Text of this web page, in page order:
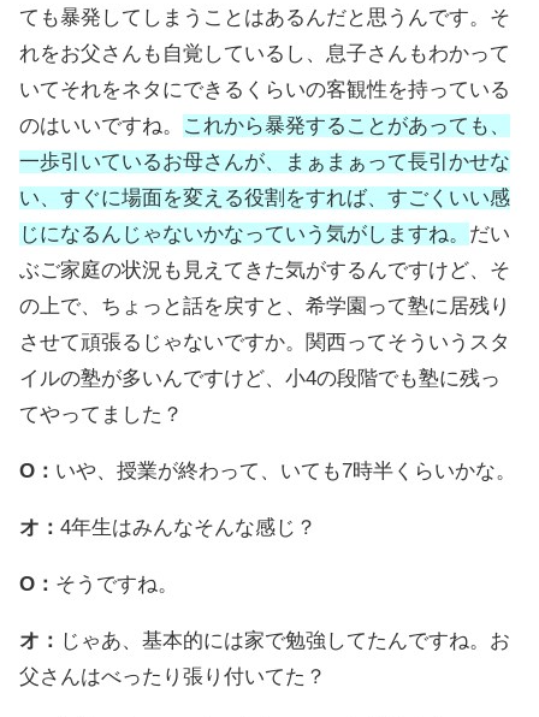
ても暴発してしまうことはあるんだと思うんです。そ
れをお父さんも自覚しているし、息子さんもわかって
いてそれをネタにできるくらいの客観性を持っている
のはいいですね。
これから暴発することがあっても、
一歩引いているお母さんが、まぁまぁって長引かせな
い、すぐに場面を変える役割をすれば、すごくいい感
じになるんじゃないかなっていう気がしますね。 だい
ぶご家庭の状況も見えてきた気がするんですけど、そ
の上で、ちょっと話を戻すと、希学園って塾に居残り
させて頑張るじゃないですか。関西ってそういうスタ
イルの塾が多いんですけど、小4の段階でも塾に残っ
てやってました？
O： いや、授業が終わって、いても7時半くらいかな。
オ： 4年生はみんなそんな感じ？
O： そうですね。
オ： じゃあ、基本的には家で勉強してたんですね。お
父さんはべったり張り付いてた？